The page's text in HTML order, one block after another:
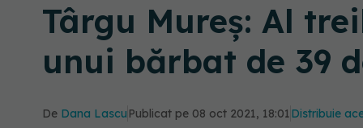
Târgu Mureș: Al
unui bărbat de 39
De Dana Lascu Publicat pe 08 oct 2021, 18:01Distribuie